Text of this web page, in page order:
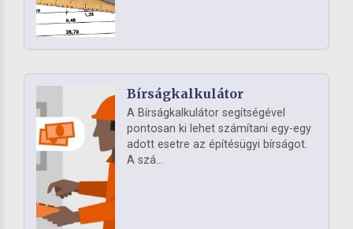
Bírságkalkulátor
A Bírságkalkulátor segítségével
pontosan ki lehet számítani egy-egy
adott esetre az építésügyi bírságot.
A szá...